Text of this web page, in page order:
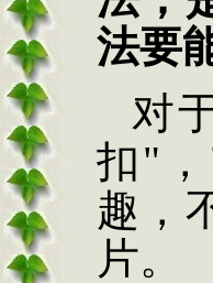
法要
对
扣"
趣，
片。